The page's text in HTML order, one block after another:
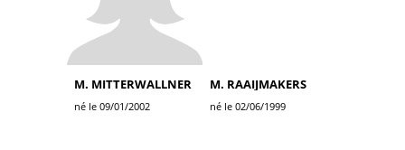
M. MITTERWALLNER
né le 09/01/2002
M. RAAIJMAKERS
né le 02/06/1999